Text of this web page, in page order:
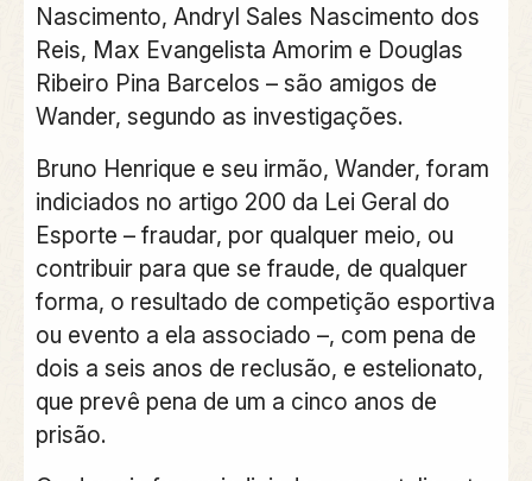
Nascimento, Andryl Sales Nascimento dos
Reis, Max Evangelista Amorim e Douglas
Ribeiro Pina Barcelos – são amigos de
Wander, segundo as investigações.
Bruno Henrique e seu irmão, Wander, foram
indiciados no artigo 200 da Lei Geral do
Esporte – fraudar, por qualquer meio, ou
contribuir para que se fraude, de qualquer
forma, o resultado de competição esportiva
ou evento a ela associado –, com pena de
dois a seis anos de reclusão, e estelionato,
que prevê pena de um a cinco anos de
prisão.